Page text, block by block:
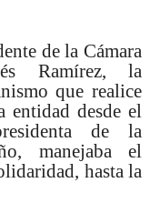
de la Cámara
Ramírez, la
que realice
entidad desde el
de la
manejaba el
hasta la